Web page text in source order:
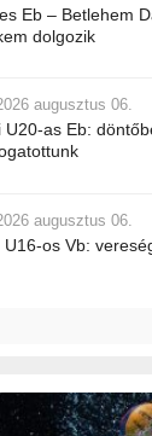
Eb – Betlehem
dolgozik
augusztus 06.
U20-as Eb:
augusztus 06.
U16-os Vb: